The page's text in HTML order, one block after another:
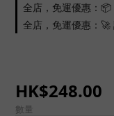
全店，免運優惠：📦
全店，免運優惠：🚀
HK$248.00
數量